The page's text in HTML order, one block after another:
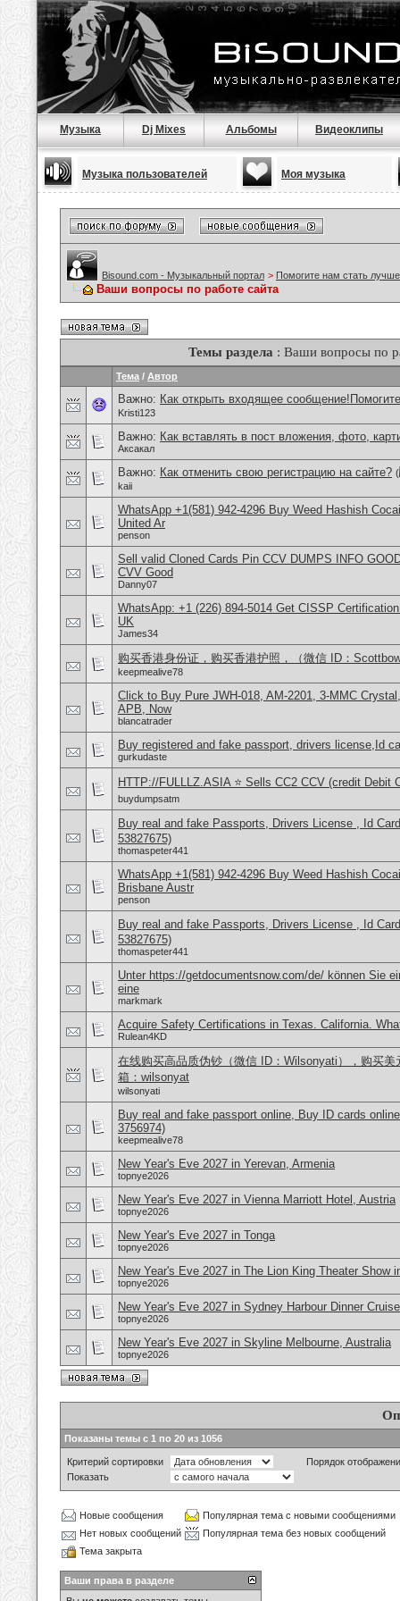
Музыка Dj Mixes Альбомы Видеоклипы
Музыка пользователей Моя музыка
Bisound.com - Музыкальный портал > Помогите нам стать
Ваши вопросы по работе сайта
Темы раздела : Ваши вопросы по
Тема / Автор
Важно: Как открыть входящее
Kristi123
Важно: Как вставлять в пост вложения, фото,
Аксакал
Важно: Как отменить свою регистрацию на сайте? (
kaii
WhatsApp +1(581) 942-4296 Buy Weed Hashish
United Ar
penson
Sell valid Cloned Cards Pin CCV DUMPS INFO
CVV Good
Danny07
WhatsApp: +1 (226) 894-5014​ Get CISSP
UK
James34
购买香港身份证，购买香港护照，（微信 ID：
keepmealive78
Click to Buy Pure JWH-018, AM-2201, 3-MMC
APB, Now
blancatrader
Buy registered and fake passport, drivers license,Id
gurkudaste
HTTP://FULLLZ.ASIA ⭐️ Sells CC2 CCV (credit Debit
buydumpsatm
Buy real and fake Passports, Drivers License , Id
53827675)
thomaspeter441
WhatsApp +1(581) 942-4296 Buy Weed Hashish
Brisbane Austr
penson
Buy real and fake Passports, Drivers License , Id
53827675)
thomaspeter441
Unter https://getdocumentsnow.com/de/ können Sie
eine
markmark
Acquire Safety Certifications in Texas. California.
Rulean4KD
在线购买高品质伪钞（微信 ID：Wilsonyati），购买
箱：wilsonyat
wilsonyati
Buy real and fake passport online, Buy ID cards
3756974)
keepmealive78
New Year's Eve 2027 in Yerevan, Armenia
topnye2026
New Year's Eve 2027 in Vienna Marriott Hotel, Austria
topnye2026
New Year's Eve 2027 in Tonga
topnye2026
New Year's Eve 2027 in The Lion King Theater Show
topnye2026
New Year's Eve 2027 in Sydney Harbour Dinner
topnye2026
New Year's Eve 2027 in Skyline Melbourne, Australia
topnye2026
Показаны темы с 1 по 20 из 1056
Критерий сортировки
Порядок
Показать
Новые сообщения
Популярная тема с новыми сообщениями
Нет новых сообщений
Популярная тема без новых сообщений
Тема закрыта
Ваши права в разделе